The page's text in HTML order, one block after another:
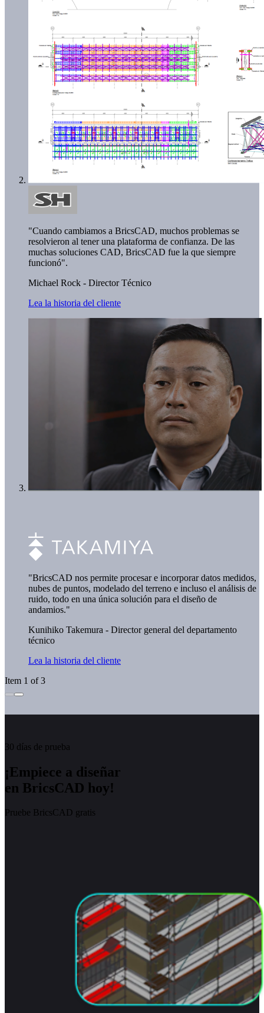
"Cuando cambiamos a BricsCAD, muchos problemas se
resolvieron al tener una plataforma de confianza. De las
muchas soluciones CAD, BricsCAD fue la que siempre
funcionó".
Michael Rock - Director Técnico
Lea la historia del cliente
"BricsCAD nos permite procesar e incorporar datos medidos,
nubes de puntos, modelado del terreno e incluso el análisis de
ruido, todo en una única solución para el diseño de
andamios."
Kunihiko Takemura - Director general del departamento
técnico
Lea la historia del cliente
Item 1 of 3
30 días de prueba
¡Empiece a diseñar
en BricsCAD hoy!
Pruebe BricsCAD gratis